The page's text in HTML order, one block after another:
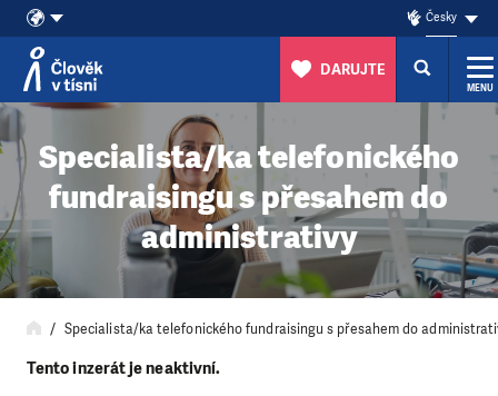
Přeskočit na obsah
Česky
DARUJTE
MENU
Specialista/ka telefonického
fundraisingu s přesahem do
administrativy
Specialista/ka telefonického fundraisingu s přesahem do
Tento inzerát je neaktivní.